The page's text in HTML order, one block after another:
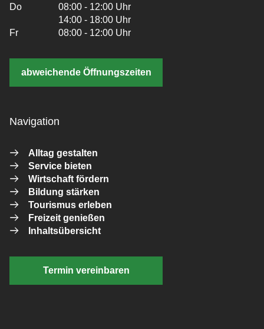
Do
08:00 - 12:00 Uhr
14:00 - 18:00 Uhr
Fr
08:00 - 12:00 Uhr
abweichende Öffnungszeiten
Navigation
Alltag gestalten
Service bieten
Wirtschaft fördern
Bildung stärken
Tourismus erleben
Freizeit genießen
Inhaltsübersicht
Termin vereinbaren